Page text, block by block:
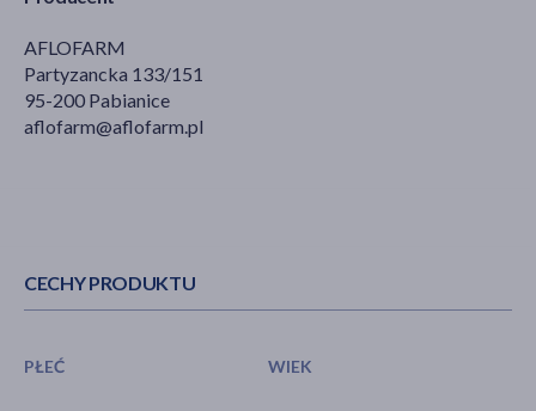
AFLOFARM
Partyzancka 133/151
95-200 Pabianice
aflofarm@aflofarm.pl
CECHY PRODUKTU
PŁEĆ WIEK